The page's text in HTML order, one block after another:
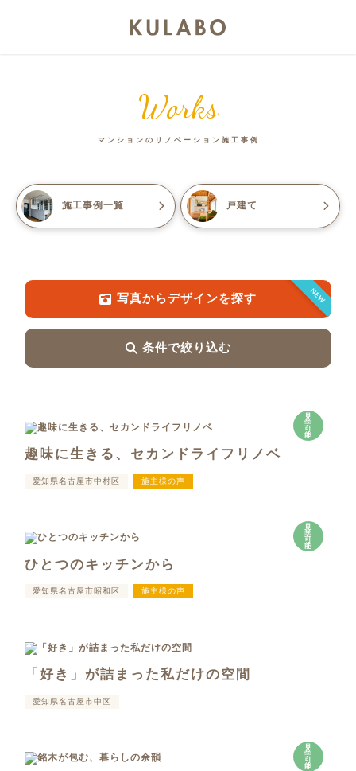
Works
マンションのリノベーション施工事例
施工事例一覧 戸建て
NEW
写真からデザインを探す
条件で絞り込む
見
学
可
能
趣味に生きる、セカンドライフリノベ
愛知県名古屋市中村区 施主様の声
見
学
可
能
ひとつのキッチンから
愛知県名古屋市昭和区 施主様の声
「好き」が詰まった私だけの空間
愛知県名古屋市中区
見
学
可
能